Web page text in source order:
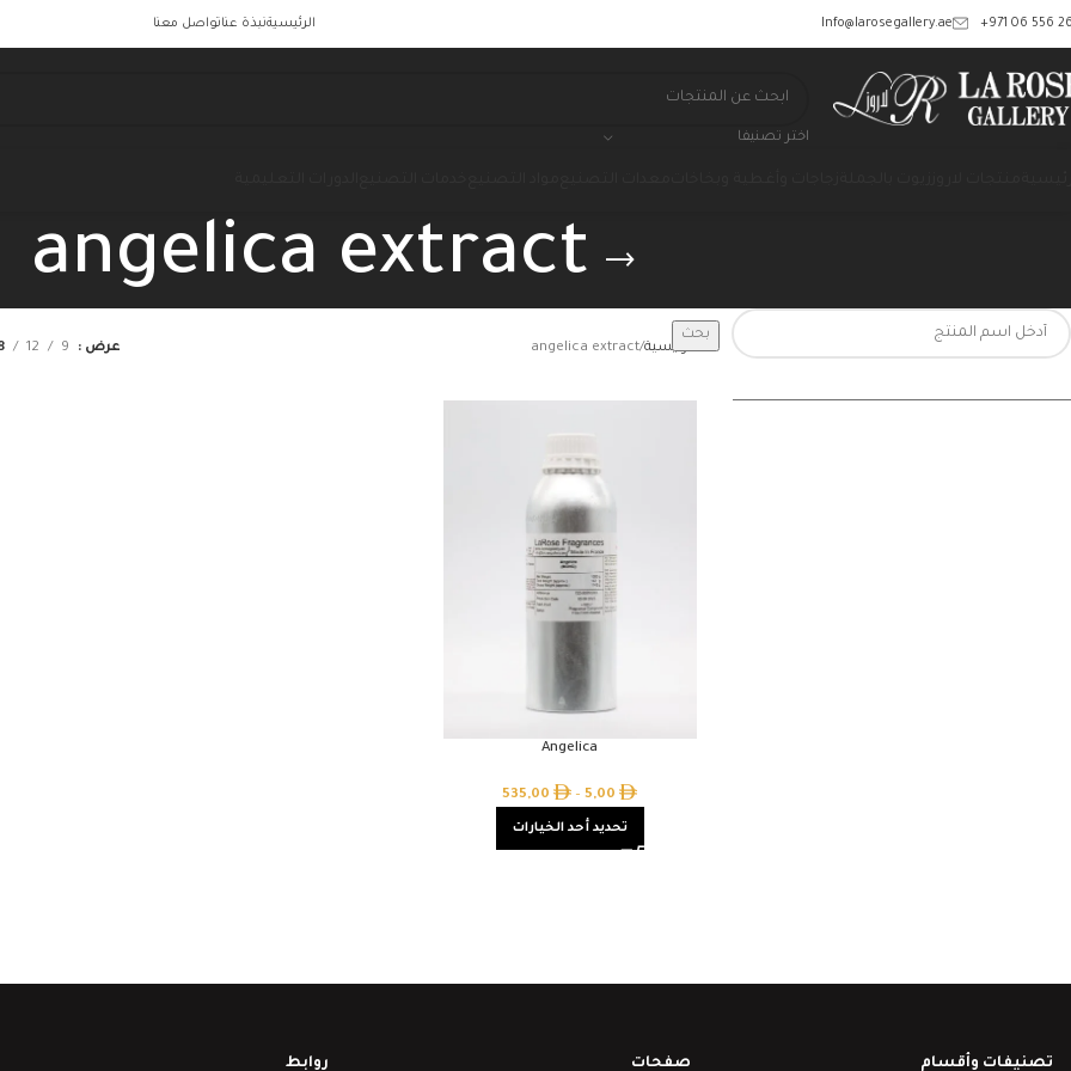
‎+971 06 556
Info@larosegallery.ae الرئيسيةنبذة عناتواصل معنا
اختر تصنيفا
angelica extract
بحث
الرئيسية angelica extract عرض 9
12
Angelica
5,00
–
535,00
تحديد أحد الخيارات
تصنيفات وأقسام صفحات روابط